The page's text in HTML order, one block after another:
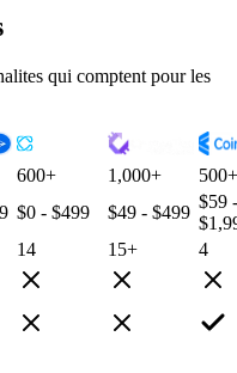
qui comptent pour les
600+ 1,000+
500+
$0 - $499 $49 - $499
$59 -
14 15+
4